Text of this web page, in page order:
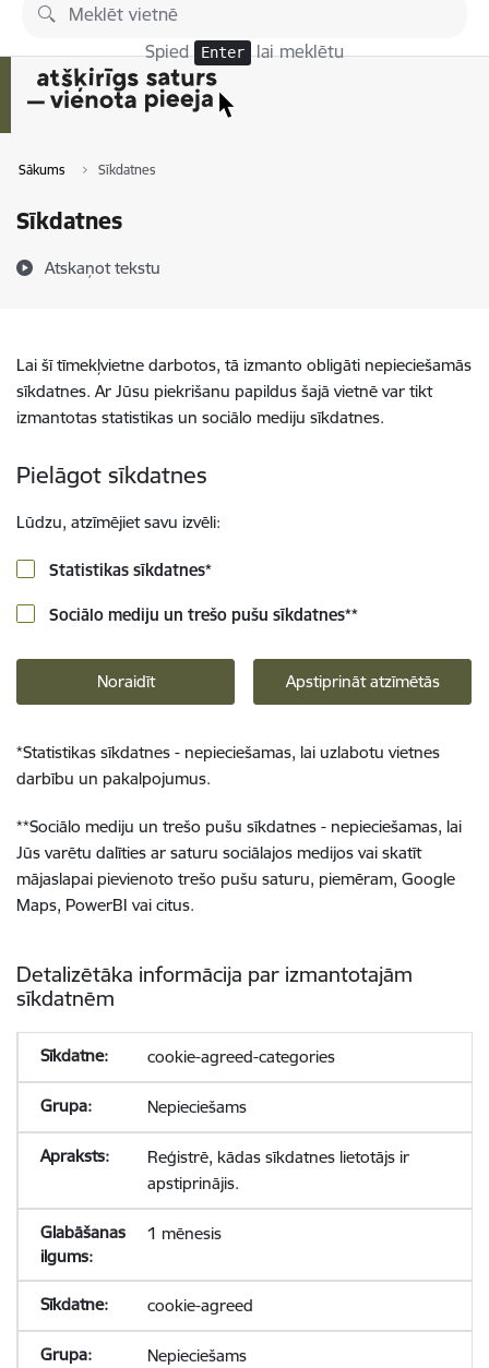
Pāriet uz lapas saturu
Spied Enter lai meklētu
Sākums Sīkdatnes
Sīkdatnes
Atskaņot tekstu
Lai šī tīmekļvietne darbotos, tā izmanto obligāti nepieciešamās
sīkdatnes. Ar Jūsu piekrišanu papildus šajā vietnē var tikt
izmantotas statistikas un sociālo mediju sīkdatnes.
Pielāgot sīkdatnes
Lūdzu, atzīmējiet savu izvēli:
Statistikas sīkdatnes*
Sociālo mediju un trešo pušu sīkdatnes**
Noraidīt Apstiprināt atzīmētās
*Statistikas sīkdatnes - nepieciešamas, lai uzlabotu vietnes
darbību un pakalpojumus.
**Sociālo mediju un trešo pušu sīkdatnes - nepieciešamas, lai
Jūs varētu dalīties ar saturu sociālajos medijos vai skatīt
mājaslapai pievienoto trešo pušu saturu, piemēram, Google
Maps, PowerBI vai citus.
Detalizētāka informācija par izmantotajām
sīkdatnēm
cookie-agreed-categories
Nepieciešams
Reģistrē, kādas sīkdatnes lietotājs ir
apstiprinājis.
1 mēnesis
cookie-agreed
Nepieciešams